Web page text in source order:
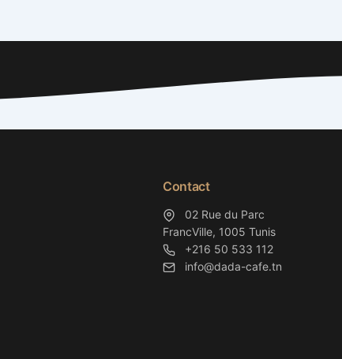
Contact
02 Rue du Parc
FrancVille, 1005 Tunis
+216 50 533 112
info@dada-cafe.tn